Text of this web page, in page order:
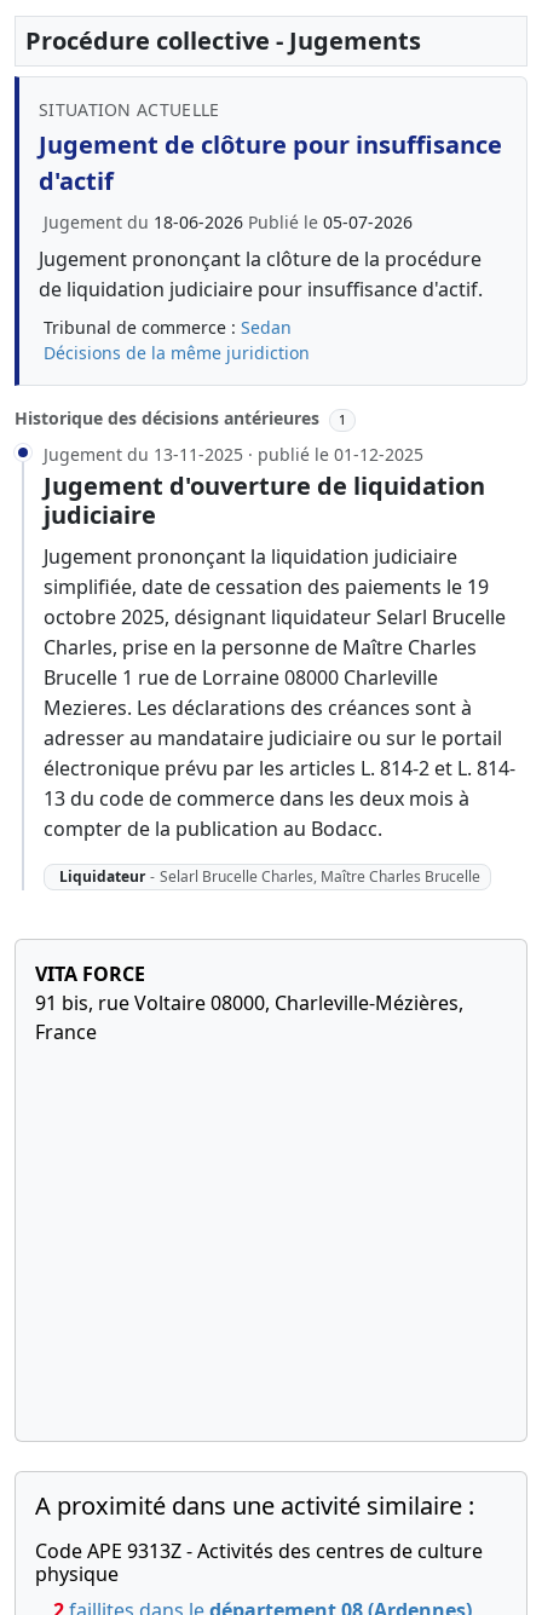
Procédure collective - Jugements
SITUATION ACTUELLE
Jugement de clôture pour insuffisance
d'actif
Jugement du 18-06-2026 Publié le 05-07-2026
Jugement prononçant la clôture de la procédure
de liquidation judiciaire pour insuffisance d'actif.
Tribunal de commerce : Sedan
Décisions de la même juridiction
Historique des décisions antérieures 1
Jugement du 13-11-2025 · publié le 01-12-2025
Jugement d'ouverture de liquidation
judiciaire
Jugement prononçant la liquidation judiciaire
simplifiée, date de cessation des paiements le 19
octobre 2025, désignant liquidateur Selarl Brucelle
Charles, prise en la personne de Maître Charles
Brucelle 1 rue de Lorraine 08000 Charleville
Mezieres. Les déclarations des créances sont à
adresser au mandataire judiciaire ou sur le portail
électronique prévu par les articles L. 814-2 et L. 814-
13 du code de commerce dans les deux mois à
compter de la publication au Bodacc.
Liquidateur - Selarl Brucelle Charles, Maître Charles Brucelle
VITA FORCE
91 bis, rue Voltaire 08000, Charleville-Mézières,
France
A proximité dans une activité similaire :
Code APE 9313Z - Activités des centres de culture
physique